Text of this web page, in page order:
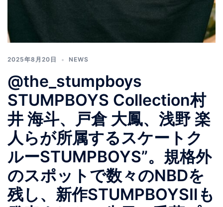
2025年8月20日 NEWS
@the_stumpboys
STUMPBOYS Collection村
井 海斗、戸倉 大鳳、浅野 楽
人らが所属するスケートク
ルーSTUMPBOYS”。規格外
のスポットで数々のNBDを
残し、新作STUMPBOYSⅡも